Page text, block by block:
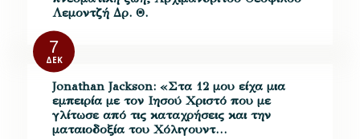
Λεμοντζή Δρ. Θ.
7
ΔΕΚ
Jonathan Jackson: «Στα 12 μου είχα μια
εμπειρία με τον Ιησού Χριστό που με
γλίτωσε από τις καταχρήσεις και την
ματαιοδοξία του Χόλιγουντ…